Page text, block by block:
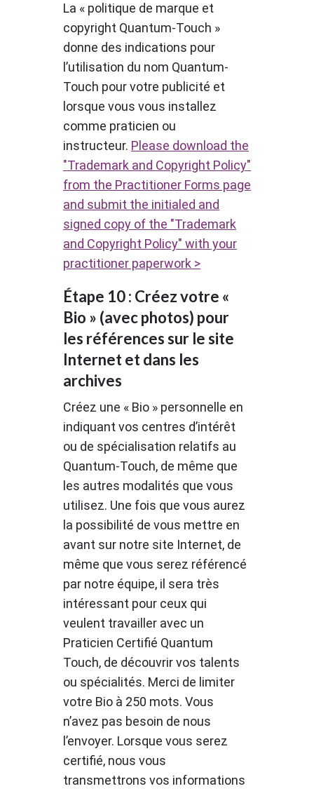
La « politique de marque et
copyright Quantum-Touch »
donne des indications pour
l’utilisation du nom Quantum-
Touch pour votre publicité et
lorsque vous vous installez
comme praticien ou
instructeur. Please download the
"Trademark and Copyright Policy"
from the Practitioner Forms page
and submit the initialed and
signed copy of the "Trademark
and Copyright Policy" with your
practitioner paperwork >
Étape 10 : Créez votre «
Bio » (avec photos) pour
les références sur le site
Internet et dans les
archives
Créez une « Bio » personnelle en
indiquant vos centres d’intérêt
ou de spécialisation relatifs au
Quantum-Touch, de même que
les autres modalités que vous
utilisez. Une fois que vous aurez
la possibilité de vous mettre en
avant sur notre site Internet, de
même que vous serez référencé
par notre équipe, il sera très
intéressant pour ceux qui
veulent travailler avec un
Praticien Certifié Quantum
Touch, de découvrir vos talents
ou spécialités. Merci de limiter
votre Bio à 250 mots. Vous
n’avez pas besoin de nous
l’envoyer. Lorsque vous serez
certifié, nous vous
transmettrons vos informations